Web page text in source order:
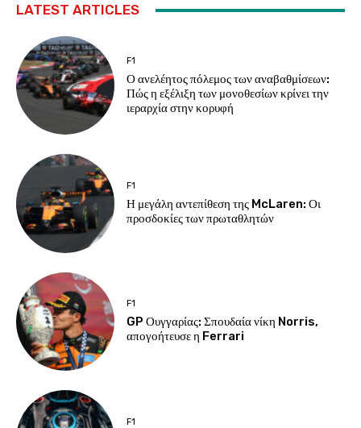
LATEST ARTICLES
F1
Ο ανελέητος πόλεμος των αναβαθμίσεων:
Πώς η εξέλιξη των μονοθεσίων κρίνει την
ιεραρχία στην κορυφή
F1
Η μεγάλη αντεπίθεση της McLaren: Οι
προσδοκίες των πρωταθλητών
F1
GP Ουγγαρίας: Σπουδαία νίκη Norris,
απογοήτευσε η Ferrari
F1